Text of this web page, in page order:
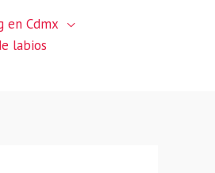
en Cdmx
labios